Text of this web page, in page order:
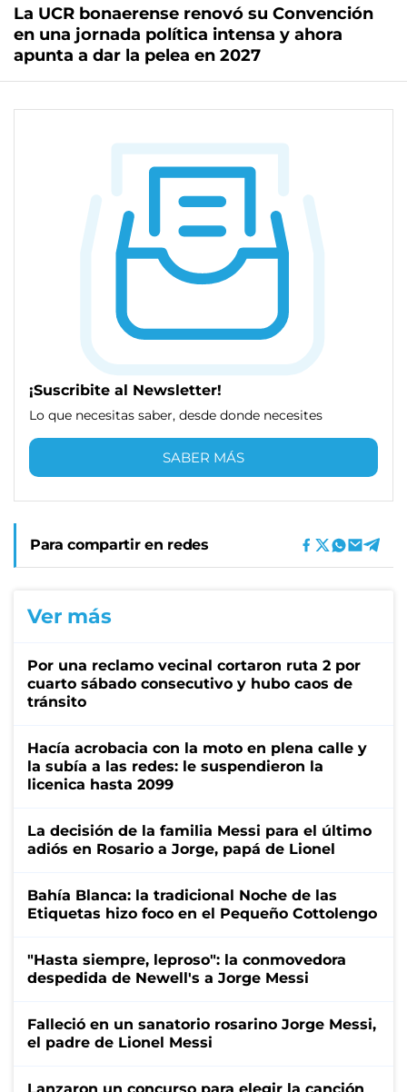
La UCR bonaerense renovó su Convención
en una jornada política intensa y ahora
apunta a dar la pelea en 2027
¡Suscribite al Newsletter!
Lo que necesitas saber, desde donde necesites
SABER MÁS
Para compartir en redes
Ver más
Por una reclamo vecinal cortaron ruta 2 por
cuarto sábado consecutivo y hubo caos de
tránsito
Hacía acrobacia con la moto en plena calle y
la subía a las redes: le suspendieron la
licenica hasta 2099
La decisión de la familia Messi para el último
adiós en Rosario a Jorge, papá de Lionel
Bahía Blanca: la tradicional Noche de las
Etiquetas hizo foco en el Pequeño Cottolengo
"Hasta siempre, leproso": la conmovedora
despedida de Newell's a Jorge Messi
Falleció en un sanatorio rosarino Jorge Messi,
el padre de Lionel Messi